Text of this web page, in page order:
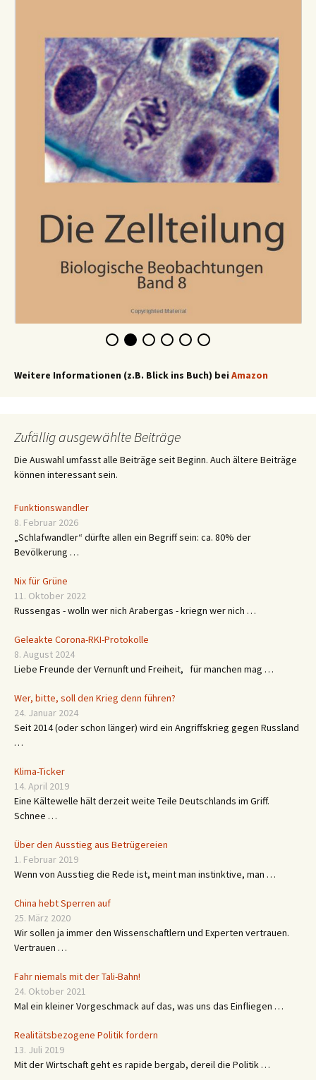
Weitere Informationen (z.B. Blick ins Buch) bei Amazon
Zufällig ausgewählte Beiträge
Die Auswahl umfasst alle Beiträge seit Beginn. Auch ältere Beiträge
können interessant sein.
Funktionswandler
8. Februar 2026
„Schlafwandler“ dürfte allen ein Begriff sein: ca. 80% der
Bevölkerung …
Nix für Grüne
11. Oktober 2022
Russengas - wolln wer nich Arabergas - kriegn wer nich …
Geleakte Corona-RKI-Protokolle
8. August 2024
Liebe Freunde der Vernunft und Freiheit, für manchen mag …
Wer, bitte, soll den Krieg denn führen?
24. Januar 2024
Seit 2014 (oder schon länger) wird ein Angriffskrieg gegen Russland
…
Klima-Ticker
14. April 2019
Eine Kältewelle hält derzeit weite Teile Deutschlands im Griff.
Schnee …
Über den Ausstieg aus Betrügereien
1. Februar 2019
Wenn von Ausstieg die Rede ist, meint man instinktive, man …
China hebt Sperren auf
25. März 2020
Wir sollen ja immer den Wissenschaftlern und Experten vertrauen.
Vertrauen …
Fahr niemals mit der Tali-Bahn!
24. Oktober 2021
Mal ein kleiner Vorgeschmack auf das, was uns das Einfliegen …
Realitätsbezogene Politik fordern
13. Juli 2019
Mit der Wirtschaft geht es rapide bergab, dereil die Politik …